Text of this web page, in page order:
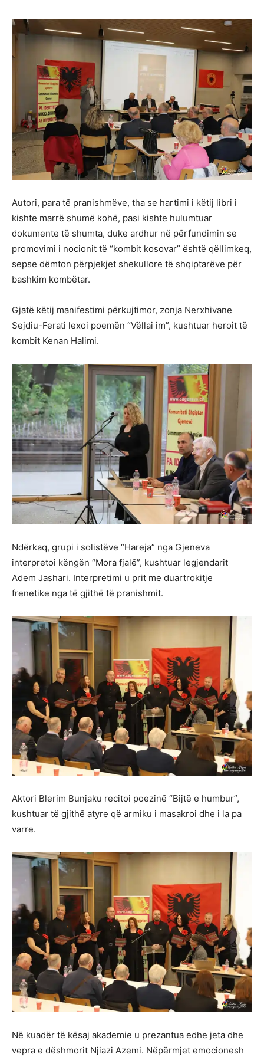
Autori, para të pranishmëve, tha se hartimi i këtij libri i
kishte marrë shumë kohë, pasi kishte hulumtuar
dokumente të shumta, duke ardhur në përfundimin se
promovimi i nocionit të “kombit kosovar” është qëllimkeq,
sepse dëmton përpjekjet shekullore të shqiptarëve për
bashkim kombëtar.
Gjatë këtij manifestimi përkujtimor, zonja Nerxhivane
Sejdiu-Ferati lexoi poemën “Vëllai im”, kushtuar heroit të
kombit Kenan Halimi.
Ndërkaq, grupi i solistëve “Hareja” nga Gjeneva
interpretoi këngën “Mora fjalë”, kushtuar legjendarit
Adem Jashari. Interpretimi u prit me duartrokitje
frenetike nga të gjithë të pranishmit.
Aktori Blerim Bunjaku recitoi poezinë “Bijtë e humbur”,
kushtuar të gjithë atyre që armiku i masakroi dhe i la pa
varre.
Në kuadër të kësaj akademie u prezantua edhe jeta dhe
vepra e dëshmorit Njiazi Azemi. Nëpërmjet emocionesh